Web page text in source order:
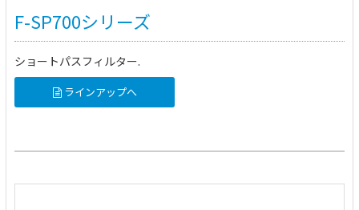
F-SP700シリーズ
ショートパスフィルター.
ラインアップへ